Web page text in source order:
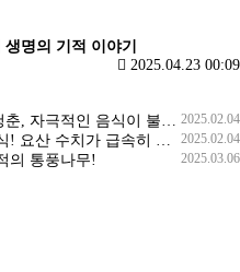
명의 기적 이야기
2025.04.23 00:09
2025.02.04
식이 불러온 통풍의 참혹한 현실
2025.02.04
치가 급속히 하락합니다!
2025.03.06
의 통풍나무!